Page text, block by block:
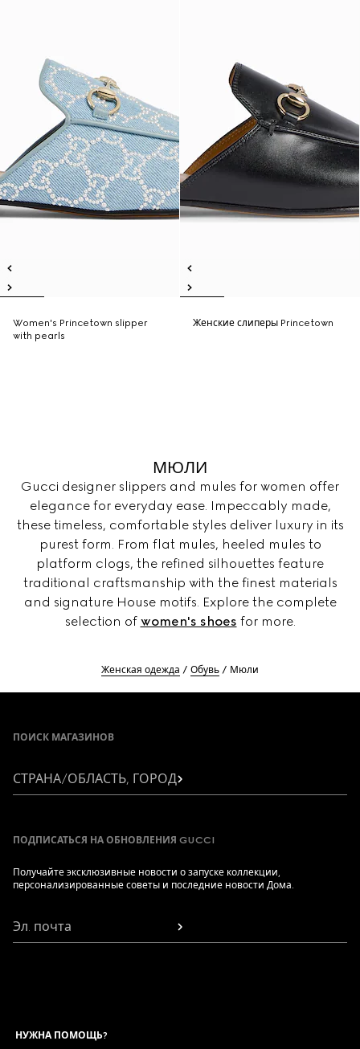
Women's Princetown slipper
with pearls
Женские слиперы Princetown
МЮЛИ
Gucci designer slippers and mules for women offer
elegance for everyday ease. Impeccably made,
these timeless, comfortable styles deliver luxury in its
purest form. From flat mules, heeled mules to
platform clogs, the refined silhouettes feature
traditional craftsmanship with the finest materials
and signature House motifs. Explore the complete
selection of women's shoes for more.
Женская одежда Обувь Мюли
ПОИСК МАГАЗИНОВ
СТРАНА/ОБЛАСТЬ, ГОРОД
ПОДПИСАТЬСЯ НА ОБНОВЛЕНИЯ GUCCI
Получайте эксклюзивные новости о запуске коллекции,
персонализированные советы и последние новости Дома.
Эл. почта
НУЖНА ПОМОЩЬ?